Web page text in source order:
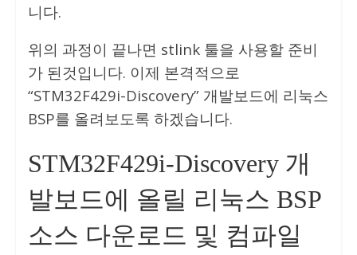
니다.
위의 과정이 끝나면 stlink 툴을 사용할 준비
가 된것입니다. 이제 본격적으로
“STM32F429i-Discovery” 개발보드에 리눅스
BSP를 올려보도록 하겠습니다.
STM32F429i-Discovery 개
발보드에 올릴 리눅스 BSP
소스 다운로드 및 컴파일